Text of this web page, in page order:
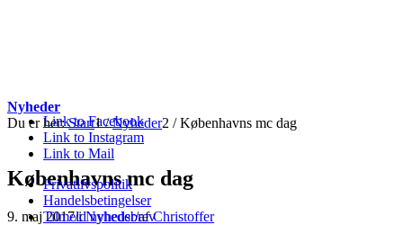
Link to Facebook
Link to Instagram
Link to Mail
Privatlivspolitik
Handelsbetingelser
Tilmeld nyhedsbrev
Nyheder
Du er her: Start1 / Nyheder2 / Københavns mc dag
Københavns mc dag
9. maj 2017/iNyheder/afChristoffer